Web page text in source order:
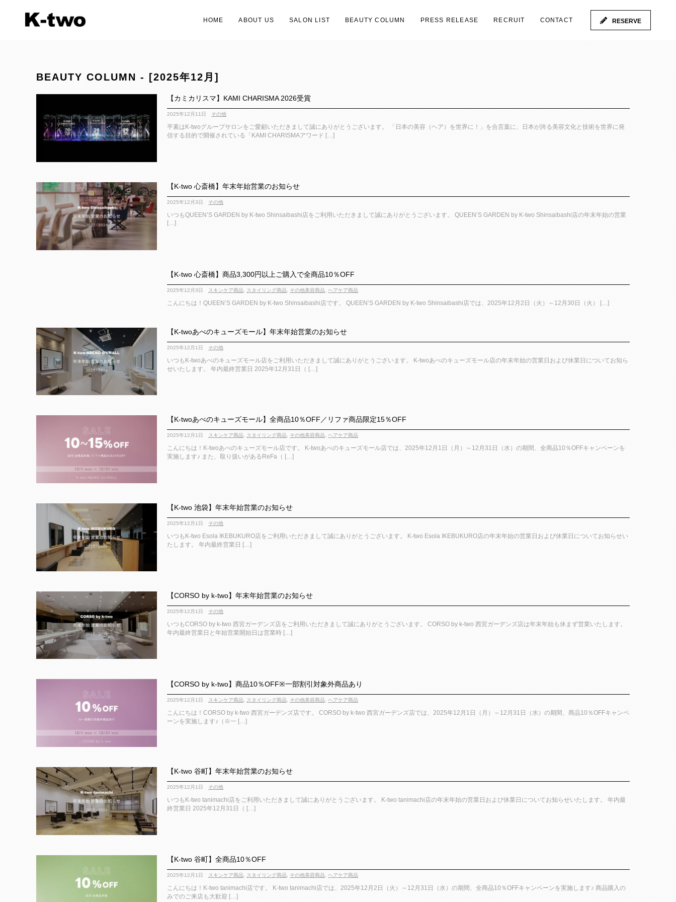
HOME ABOUT US SALON LIST BEAUTY COLUMN PRESS RELEASE RECRUIT CONTACT RESERVE
BEAUTY COLUMN - [2025年12月]
【カミカリスマ】KAMI CHARISMA 2026受賞
2025年12月11日 その他
平素はK-twoグループサロンをご愛顧いただきまして誠にありがとうございます。 「日本の美容（ヘア）を世界に！」を合言葉に、日本が誇る美容文化と技術を世界に発
信する目的で開催されている「KAMI CHARISMAアワード […]
【K-two 心斎橋】年末年始営業のお知らせ
2025年12月3日 その他
いつもQUEEN’S GARDEN by K-two Shinsaibashi店をご利用いただきまして誠にありがとうございます。 QUEEN’S GARDEN by K-two Shinsaibashi店の年末年始の営業
[…]
【K-two 心斎橋】商品3,300円以上ご購入で全商品10％OFF
2025年12月3日 スキンケア商品 スタイリング商品 その他美容商品 ヘアケア商品
こんにちは！QUEEN’S GARDEN by K-two Shinsaibashi店です。 QUEEN’S GARDEN by K-two Shinsaibashi店では、2025年12月2日（火）～12月30日（火） […]
【K-twoあべのキューズモール】年末年始営業のお知らせ
2025年12月1日 その他
いつもK-twoあべのキューズモール店をご利用いただきまして誠にありがとうございます。 K-twoあべのキューズモール店の年末年始の営業日および休業日についてお知ら
せいたします。 年内最終営業日 2025年12月31日（ […]
【K-twoあべのキューズモール】全商品10％OFF／リファ商品限定15％OFF
2025年12月1日 スキンケア商品 スタイリング商品 その他美容商品 ヘアケア商品
こんにちは！K-twoあべのキューズモール店です。 K-twoあべのキューズモール店では、2025年12月1日（月）～12月31日（水）の期間、全商品10％OFFキャンペーンを
実施します♪ また、取り扱いがあるReFa（ […]
【K-two 池袋】年末年始営業のお知らせ
2025年12月1日 その他
いつもK-two Esola IKEBUKURO店をご利用いただきまして誠にありがとうございます。 K-two Esola IKEBUKURO店の年末年始の営業日および休業日についてお知らせい
たします。 年内最終営業日 […]
【CORSO by k-two】年末年始営業のお知らせ
2025年12月1日 その他
いつもCORSO by k-two 西宮ガーデンズ店をご利用いただきまして誠にありがとうございます。 CORSO by k-two 西宮ガーデンズ店は年末年始も休まず営業いたします。
年内最終営業日と年始営業開始日は営業時 […]
【CORSO by k-two】商品10％OFF※一部割引対象外商品あり
2025年12月1日 スキンケア商品 スタイリング商品 その他美容商品 ヘアケア商品
こんにちは！CORSO by k-two 西宮ガーデンズ店です。 CORSO by k-two 西宮ガーデンズ店では、2025年12月1日（月）～12月31日（水）の期間、商品10％OFFキャンペ
ーンを実施します♪（※一 […]
【K-two 谷町】年末年始営業のお知らせ
2025年12月1日 その他
いつもK-two tanimachi店をご利用いただきまして誠にありがとうございます。 K-two tanimachi店の年末年始の営業日および休業日についてお知らせいたします。 年内最
終営業日 2025年12月31日（ […]
【K-two 谷町】全商品10％OFF
2025年12月1日 スキンケア商品 スタイリング商品 その他美容商品 ヘアケア商品
こんにちは！K-two tanimachi店です。 K-two tanimachi店では、2025年12月2日（火）～12月31日（水）の期間、全商品10％OFFキャンペーンを実施します♪ 商品購入の
みでのご来店も大歓迎 […]